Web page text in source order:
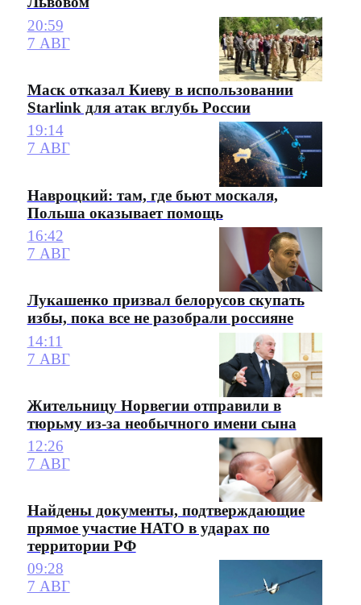
20:59
7 АВГ
Маск отказал Киеву в использовании
Starlink для атак вглубь России
19:14
7 АВГ
Навроцкий: там, где бьют москаля,
Польша оказывает помощь
16:42
7 АВГ
Лукашенко призвал белорусов скупать
избы, пока все не разобрали россияне
14:11
7 АВГ
Жительницу Норвегии отправили в
тюрьму из-за необычного имени сына
12:26
7 АВГ
Найдены документы, подтверждающие
прямое участие НАТО в ударах по
территории РФ
09:28
7 АВГ